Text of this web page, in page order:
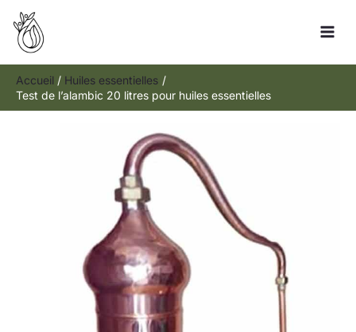
Aller
contenu
Accueil
Huiles essentielles
Test de l’alambic 20 litres pour huiles essentielles
Rechercher